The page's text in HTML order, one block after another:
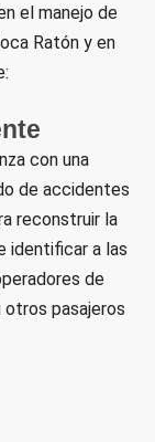
el manejo de
Ratón y en
con una
de accidentes
reconstruir la
identificar a las
de
pasajeros